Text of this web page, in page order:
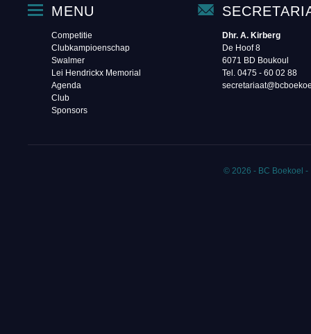
MENU
Competitie
Clubkampioenschap
Swalmer
Lei Hendrickx Memorial
Agenda
Club
Sponsors
Dhr. A. Kirberg
De Hoof 8
6071 BD Boukoul
Tel. 0475 - 60 02 88‬
© 2026 - BC Boekoel